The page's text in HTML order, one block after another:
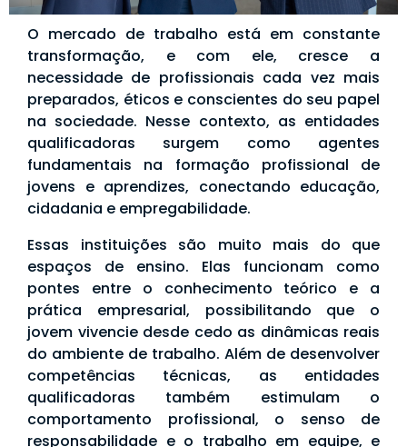
O mercado de trabalho está em constante
transformação, e com ele, cresce a
necessidade de profissionais cada vez mais
preparados, éticos e conscientes do seu papel
na sociedade. Nesse contexto, as entidades
qualificadoras surgem como agentes
fundamentais na formação profissional de
jovens e aprendizes, conectando educação,
cidadania e empregabilidade.
Essas instituições são muito mais do que
espaços de ensino. Elas funcionam como
pontes entre o conhecimento teórico e a
prática empresarial, possibilitando que o
jovem vivencie desde cedo as dinâmicas reais
do ambiente de trabalho. Além de desenvolver
competências técnicas, as entidades
qualificadoras também estimulam o
comportamento profissional, o senso de
responsabilidade e o trabalho em equipe, e